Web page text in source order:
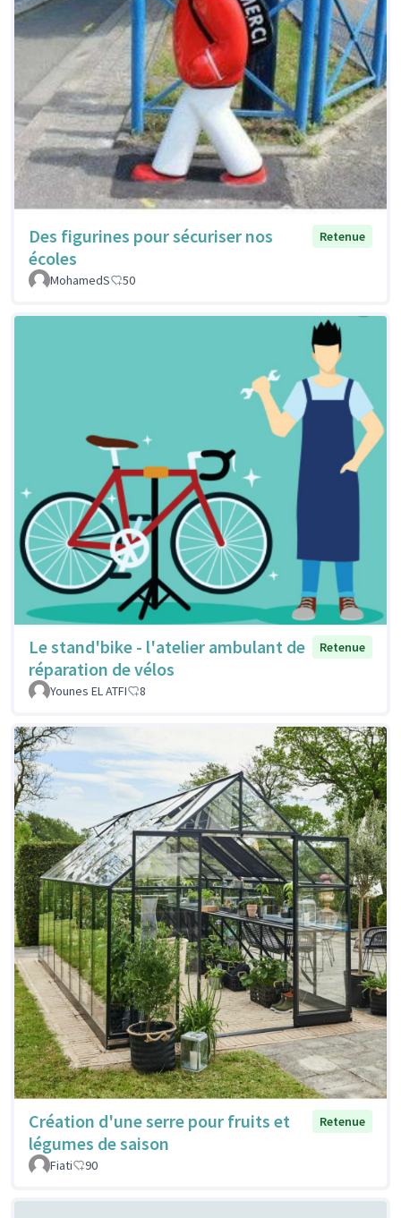
Des figurines pour sécuriser nos
écoles
Retenue
MohamedS 50
Le stand'bike - l'atelier ambulant de
réparation de vélos
Retenue
Younes EL ATFI 8
Création d'une serre pour fruits et
légumes de saison
Retenue
Fiati 90